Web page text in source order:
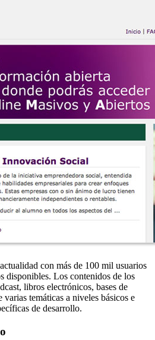
con más de 100 mil usuarios
disponibles. Los contenidos de los
libros electrónicos, bases de
temáticas a niveles básicos e
de desarrollo.